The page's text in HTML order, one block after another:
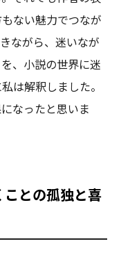
ない魅力でつなが
ながら、迷いなが
、小説の世界に迷
は解釈しました。
なったと思いま
との孤独と喜